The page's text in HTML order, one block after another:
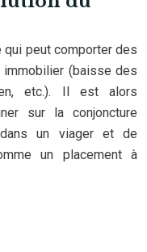
qui peut comporter des
immobilier (baisse des
etc.). Il est alors
sur la conjoncture
un viager et de
un placement à